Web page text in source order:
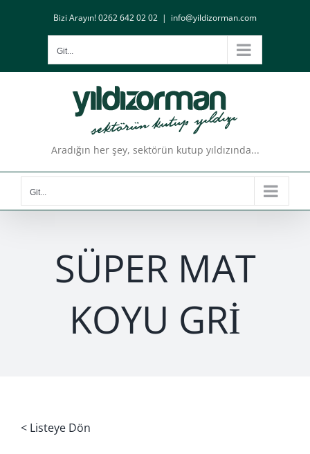
Bizi Arayın! 0262 642 02 02 | info@yildizorman.com
Git...
Aradığın her şey, sektörün kutup yıldızında...
Git...
SÜPER MAT
KOYU GRİ
< Listeye Dön